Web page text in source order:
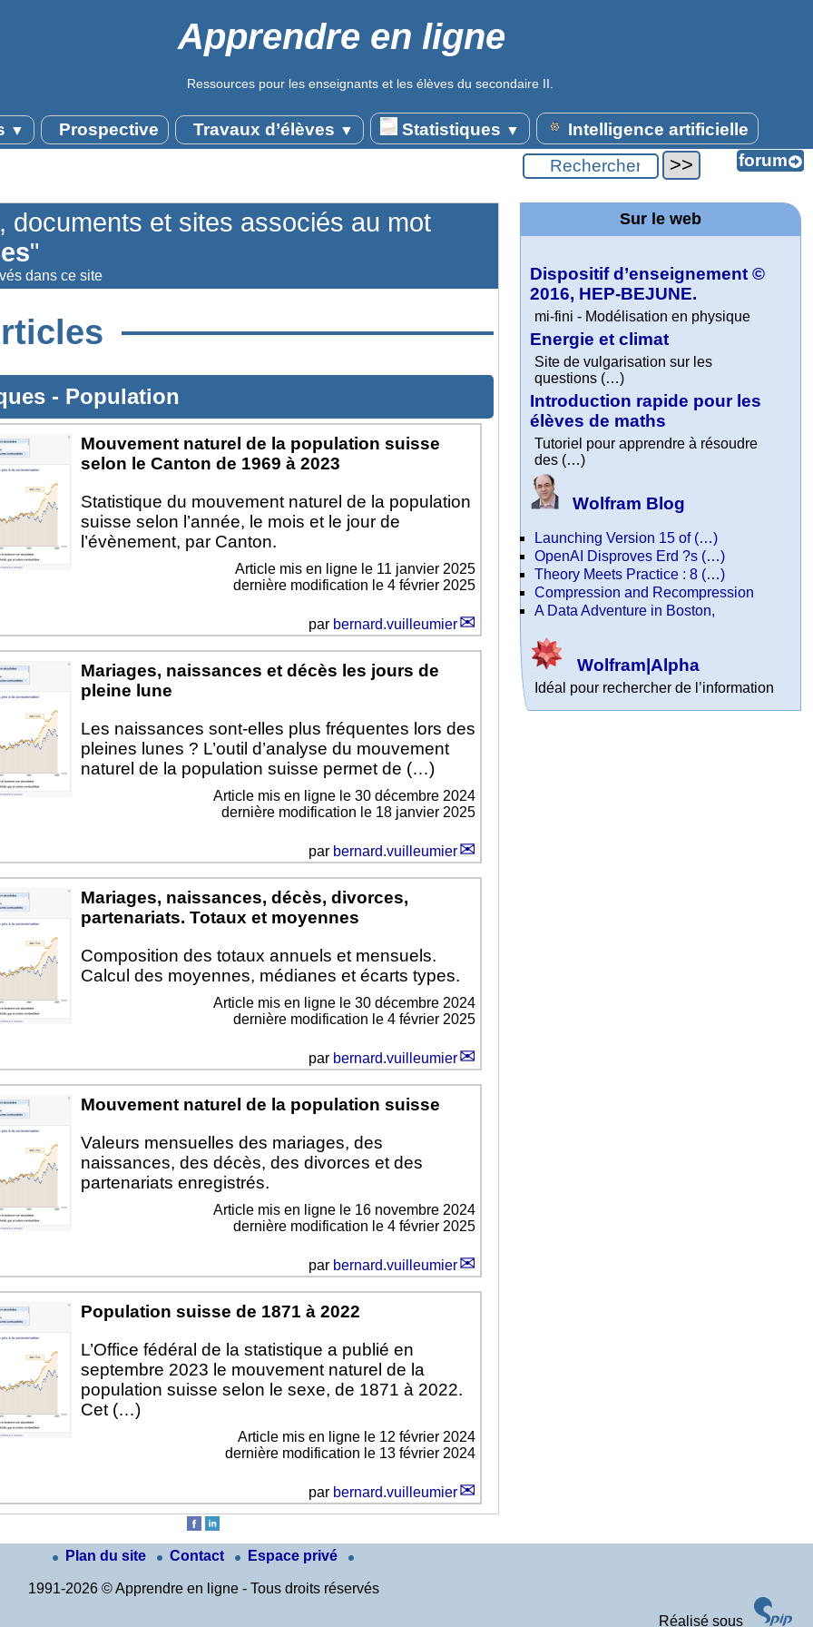
Apprendre en ligne
Ressources pour les enseignants et les élèves du secondaire II.
▼ Prospective Travaux d’élèves ▼ Statistiques ▼ Intelligence artificielle
documents et sites associés au mot
"
dans ce site
- Population
Mouvement naturel de la population suisse
selon le Canton de 1969 à 2023
Statistique du mouvement naturel de la population
suisse selon l’année, le mois et le jour de
l’évènement, par Canton.
Article mis en ligne le 11 janvier 2025
dernière modification le 4 février 2025
par bernard.vuilleumier
Mariages, naissances et décès les jours de
pleine lune
Les naissances sont-elles plus fréquentes lors des
pleines lunes ? L’outil d’analyse du mouvement
naturel de la population suisse permet de (…)
Article mis en ligne le30 décembre 2024
dernière modification le 18 janvier 2025
par bernard.vuilleumier
Mariages, naissances, décès, divorces,
partenariats. Totaux et moyennes
Composition des totaux annuels et mensuels.
Calcul des moyennes, médianes et écarts types.
Article mis en ligne le30 décembre 2024
dernière modification le 4 février 2025
par bernard.vuilleumier
Mouvement naturel de la population suisse
Valeurs mensuelles des mariages, des
naissances, des décès, des divorces et des
partenariats enregistrés.
Article mis en ligne le 16 novembre 2024
dernière modification le 4 février 2025
par bernard.vuilleumier
Population suisse de 1871 à 2022
L’Office fédéral de la statistique a publié en
septembre 2023 le mouvement naturel de la
population suisse selon le sexe, de 1871 à 2022.
Cet (…)
Article mis en ligne le 12 février 2024
dernière modification le 13 février 2024
par bernard.vuilleumier
Sur le web
Dispositif d’enseignement ©
2016, HEP-BEJUNE.
mi-fini - Modélisation en physique
Energie et climat
Site de vulgarisation sur les
questions (…)
Introduction rapide pour les
élèves de maths
Tutoriel pour apprendre à résoudre
des (…)
Wolfram Blog
Launching Version 15 of (…)
OpenAI Disproves Erd ?s (…)
Theory Meets Practice : 8 (…)
Compression and Recompression
A Data Adventure in Boston,
Wolfram|Alpha
Idéal pour rechercher de l’information
Plan du site Contact Espace privé
1991-2026 © Apprendre en ligne - Tous droits réservés
Réalisé sous